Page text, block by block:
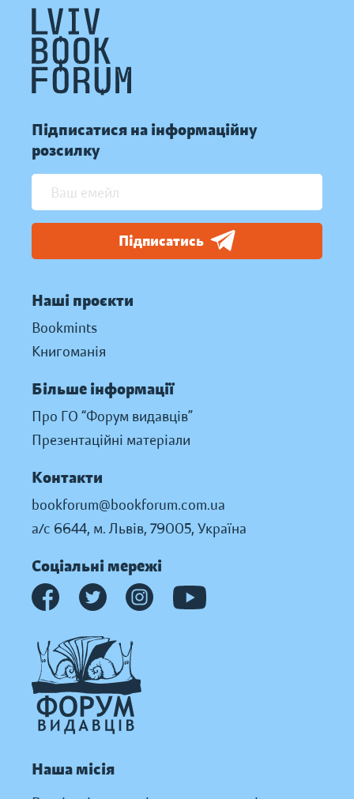
Підписатися на інформаційну
розсилку
Підписатись
Наші проєкти
Bookmints
Книгоманія
Більше інформації
Про ГО “Форум видавців”
Презентаційні матеріали
Контакти
bookforum@bookforum.com.ua
а/с 6644, м. Львів, 79005, Україна
Соціальні мережі
Наша місія